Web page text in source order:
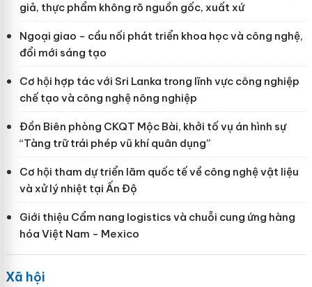
giả, thực phẩm không rõ nguồn gốc, xuất xứ
Ngoại giao - cầu nối phát triển khoa học và công nghệ,
đổi mới sáng tạo
Cơ hội hợp tác với Sri Lanka trong lĩnh vực công nghiệp
chế tạo và công nghệ nông nghiệp
Đồn Biên phòng CKQT Mộc Bài, khởi tố vụ án hình sự
“Tàng trữ trái phép vũ khí quân dụng”
Cơ hội tham dự triển lãm quốc tế về công nghệ vật liệu
và xử lý nhiệt tại Ấn Độ
Giới thiệu Cẩm nang logistics và chuỗi cung ứng hàng
hóa Việt Nam - Mexico
Xã hội